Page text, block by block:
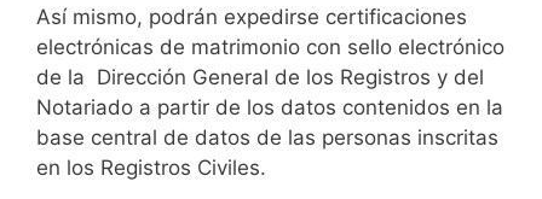
Así mismo, podrán expedirse certificaciones
electrónicas de matrimonio con sello electrónico
de la Dirección General de los Registros y del
Notariado a partir de los datos contenidos en la
base central de datos de las personas inscritas
en los Registros Civiles.